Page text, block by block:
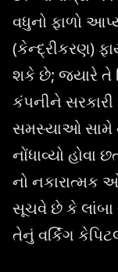
વધુનો ફાળો
(કેન્દ્રીકરણ)
શકે છે; જ્યારે તે
કંપનીને
સમસ્યાઓ સામે
નોંધાવ્યો હોવા
નો નકારાત્મક
સૂચવે છે કે
તેનું વર્કિંગ